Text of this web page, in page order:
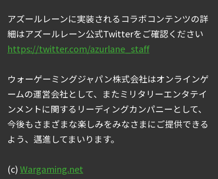
アズールレーンに実装されるコラボコンテンツの詳
細はアズールレーン公式Twitterをご確認ください
https://twitter.com/azurlane_staff
ウォーゲーミングジャパン株式会社はオンラインゲ
ームの運営会社として、またミリタリーエンタテイ
ンメントに関するリーディングカンパニーとして、
今後もさまざまな楽しみをみなさまにご提供できる
よう、邁進してまいります。
(c)Wargaming.net